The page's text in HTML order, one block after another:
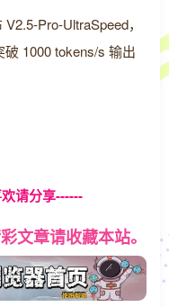
Pro-UltraSpeed，
1000 tokens/s 输出
请分享------
文章请收藏本站。